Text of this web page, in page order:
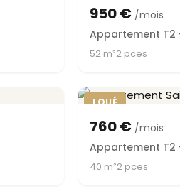
950 € /mois
Appartement
52 m²2 pces
LOUÉ
760 € /mois
Appartement
40 m²2 pces